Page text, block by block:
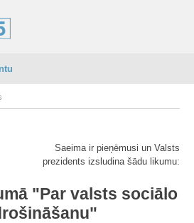
Saeima ir pieņēmusi un Valsts
prezidents izsludina šādu likumu:
"Par valsts sociālo